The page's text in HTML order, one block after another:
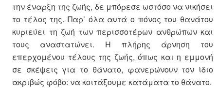
την έναρξη της ζωής, δε μπόρεσε ωστόσο να νικήσει
το τέλος της. Παρ’ όλα αυτά ο πόνος του θανάτου
κυριεύει τη ζωή των περισσοτέρων ανθρώπων και
τους αναστατώνει. Η πλήρης άρνηση του
επερχομένου τέλους της ζωής, όπως και η εμμονή
σε σκέψεις για το θάνατο, φανερώνουν τον ίδιο
ακριβώς φόβο: να κοιτάξουμε κατάματα το θάνατο.